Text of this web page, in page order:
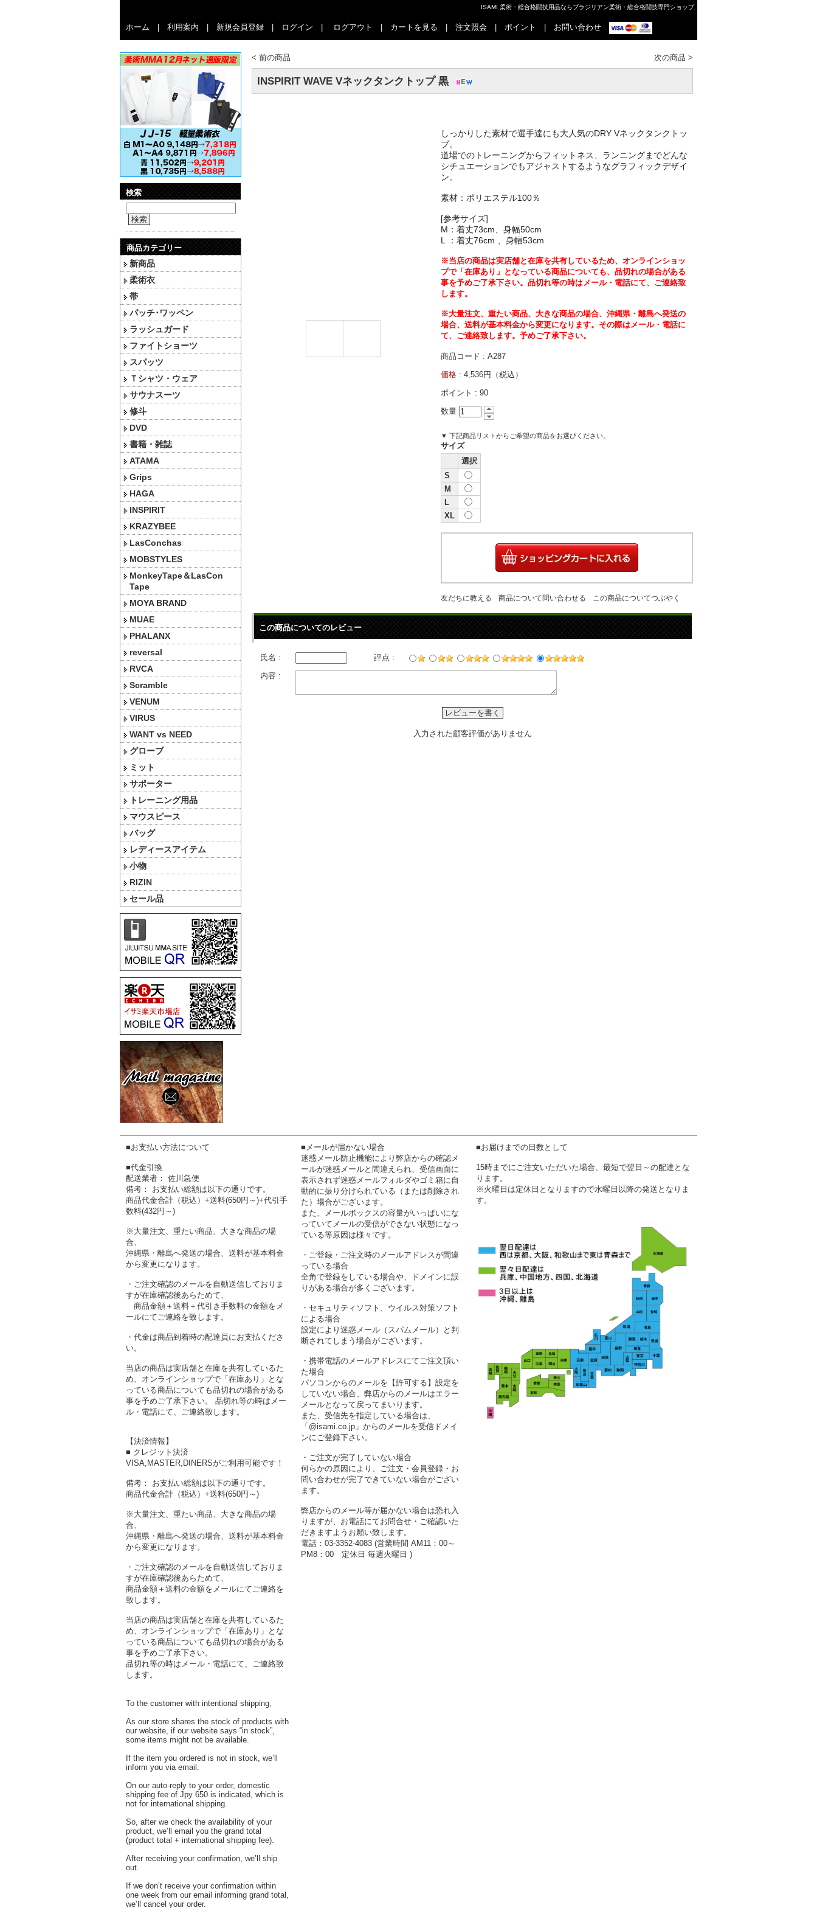
ISAMI 柔術・総合格闘技用品ならブラジリアン柔術・総合格闘技専門ショップ
ホーム 利用案内 新規会員登録 ログイン ログアウト カートを見る 注文照会 ポイント お問い合わせ
検索
検索
商品カテゴリー
新商品
柔術衣
帯
パッチ･ワッペン
ラッシュガード
ファイトショーツ
スパッツ
Ｔシャツ・ウェア
サウナスーツ
修斗
DVD
書籍・雑誌
ATAMA
Grips
HAGA
INSPIRIT
KRAZYBEE
LasConchas
MOBSTYLES
MonkeyTape＆LasCon
Tape
MOYA BRAND
MUAE
PHALANX
reversal
RVCA
Scramble
VENUM
VIRUS
WANT vs NEED
グローブ
ミット
サポーター
トレーニング用品
マウスピース
バッグ
レディースアイテム
小物
RIZIN
セール品
< 前の商品 次の商品 >
INSPIRIT WAVE Vネックタンクトップ 黒
しっかりした素材で選手達にも大人気のDRY Vネックタンクトッ
プ。
道場でのトレーニングからフィットネス、 ランニングまでどんな
シチュエーションでもアジャストするようなグラフィックデザイ
ン。
素材：ポリエステル100％
[参考サイズ]
M ：着丈73cm、 身幅50cm
L
：着丈76cm 、身幅53cm
※当店の商品は実店舗と在庫を共有しているため、オンラインショッ
プで「在庫あり」となっている商品についても、品切れの場合がある
事を予めご了承下さい。品切れ等の時はメール・電話にて、ご連絡致
します。
※大量注文、重たい商品、大きな商品の場合、沖縄県・離島へ発送の
場合、送料が基本料金から変更になります。その際はメール・電話に
て、ご連絡致します。予めご了承下さい。
商品コード : A287
価格 : 4,536円（税込）
ポイント : 90
数量
▼ 下記商品リストからご希望の商品をお選びください。
サイズ
選択
S
M
L
XL
友だちに教える 商品について問い合わせる この商品についてつぶやく
この商品についてのレビュー
氏名 :
評点 :
内容 :
レビューを書く
入力された顧客評価がありません
■お支払い方法について
■代金引換
配送業者： 佐川急便
備考： お支払い総額は以下の通りです。
商品代金合計（税込）+送料(650円～)+代引手
数料(432円～)
※大量注文、重たい商品、大きな商品の場
合、
沖縄県・離島へ発送の場合、送料が基本料金
から変更になります。
・ご注文確認のメールを自動送信しておりま
すが在庫確認後あらためて、
商品金額＋送料＋代引き手数料の金額をメ
ールにてご連絡を致します。
・代金は商品到着時の配達員にお支払くださ
い。
当店の商品は実店舗と在庫を共有しているた
め、オンラインショップで「在庫あり」とな
っている商品についても品切れの場合がある
事を予めご了承下さい。 品切れ等の時はメー
ル・電話にて、ご連絡致します。
【決済情報】
■ クレジット決済
VISA,MASTER,DINERSがご利用可能です！
備考： お支払い総額は以下の通りです。
商品代金合計（税込）+送料(650円～)
※大量注文、重たい商品、大きな商品の場
合、
沖縄県・離島へ発送の場合、送料が基本料金
から変更になります。
・ご注文確認のメールを自動送信しておりま
すが在庫確認後あらためて、
商品金額＋送料の金額をメールにてご連絡を
致します。
当店の商品は実店舗と在庫を共有しているた
め、オンラインショップで「在庫あり」とな
っている商品についても品切れの場合がある
事を予めご了承下さい。
品切れ等の時はメール・電話にて、ご連絡致
します。
To the customer with intentional shipping,
As our store shares the stock of products with
our website, if our website says “in stock”,
some items might not be available.
If the item you ordered is not in stock, we’ll
inform you via email.
On our auto-reply to your order, domestic
shipping fee of Jpy 650 is indicated, which is
not for international shipping.
So, after we check the availability of your
product, we’ll email you the grand total
(product total + international shipping fee).
After receiving your confirmation, we’ll ship
out.
If we don’t receive your confirmation within
one week from our email informing grand total,
we’ll cancel your order.
■メールが届かない場合
迷惑メール防止機能により弊店からの確認メ
ールが迷惑メールと間違えられ、受信画面に
表示されず迷惑メールフォルダやゴミ箱に自
動的に振り分けられている（または削除され
た）場合がございます。
また、メールボックスの容量がいっぱいにな
っていてメールの受信ができない状態になっ
ている等原因は様々です。
・ご登録・ご注文時のメールアドレスが間違
っている場合
全角で登録をしている場合や、ドメインに誤
りがある場合が多くございます。
・セキュリティソフト、ウイルス対策ソフト
による場合
設定により迷惑メール（スパムメール）と判
断されてしまう場合がございます。
・携帯電話のメールアドレスにてご注文頂い
た場合
パソコンからのメールを【許可する】設定を
していない場合、弊店からのメールはエラー
メールとなって戻ってまいります。
また、受信先を指定している場合は、
「@isami.co.jp」からのメールを受信ドメイ
ンにご登録下さい。
・ご注文が完了していない場合
何らかの原因により、ご注文・会員登録・お
問い合わせが完了できていない場合がござい
ます。
弊店からのメール等が届かない場合は恐れ入
りますが、お電話にてお問合せ・ご確認いた
だきますようお願い致します。
電話：03-3352-4083 (営業時間 AM11：00～
PM8：00 定休日 毎週火曜日 )
■お届けまでの日数として
15時までにご注文いただいた場合、最短で翌日～の配達とな
ります。
※火曜日は定休日となりますので水曜日以降の発送となりま
す。